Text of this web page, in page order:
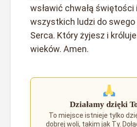
wsławić chwałą świętości
wszystkich ludzi do swego
Serca. Który żyjesz i
wieków. Amen.
Działamy dzięki
To miejsce istnieje tylko
dobrej woli, takim jak Ty.